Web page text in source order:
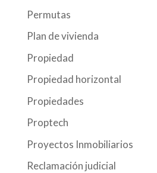
Permutas
Plan de vivienda
Propiedad
Propiedad horizontal
Propiedades
Proptech
Proyectos Inmobiliarios
Reclamación judicial